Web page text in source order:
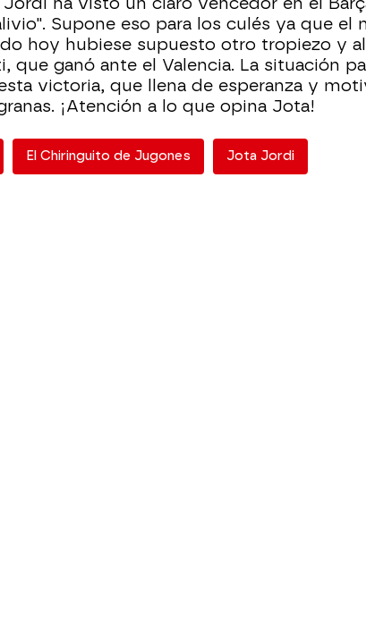
Supone eso para los culés ya que el
hoy hubiese supuesto otro tropiezo y
que ganó ante el Valencia. La situación
victoria, que llena de esperanza y
¡Atención a lo que opina Jota!
El Chiringuito de Jugones Jota Jordi